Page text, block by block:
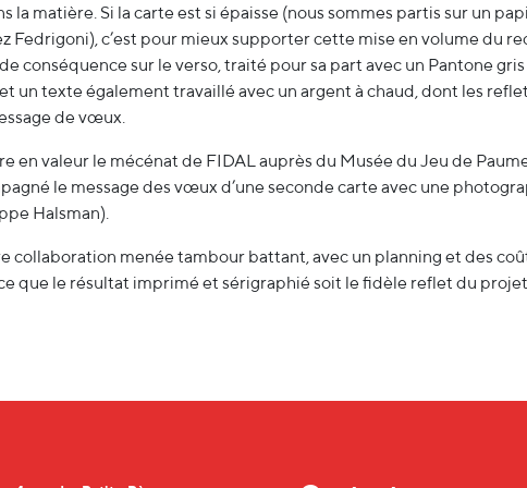
la matière. Si la carte est si épaisse (nous sommes partis sur un
Fedrigoni), c’est pour mieux supporter cette mise en volume du
conséquence sur le verso, traité pour sa part avec un Pantone
un texte également travaillé avec un argent à chaud, dont les
de vœux.
en valeur le mécénat de FIDAL auprès du Musée du Jeu de
le message des vœux d’une seconde carte avec une
Halsman).
collaboration menée tambour battant, avec un planning et des
que le résultat imprimé et sérigraphié soit le fidèle reflet du projet